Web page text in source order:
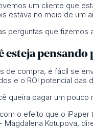
um cliente que
estava no meio de um
perguntas que fizemos
esteja
de compra, é fácil se
e o ROI potencial das
queira pagar um
o efeito que o
Magdalena Kotupova,